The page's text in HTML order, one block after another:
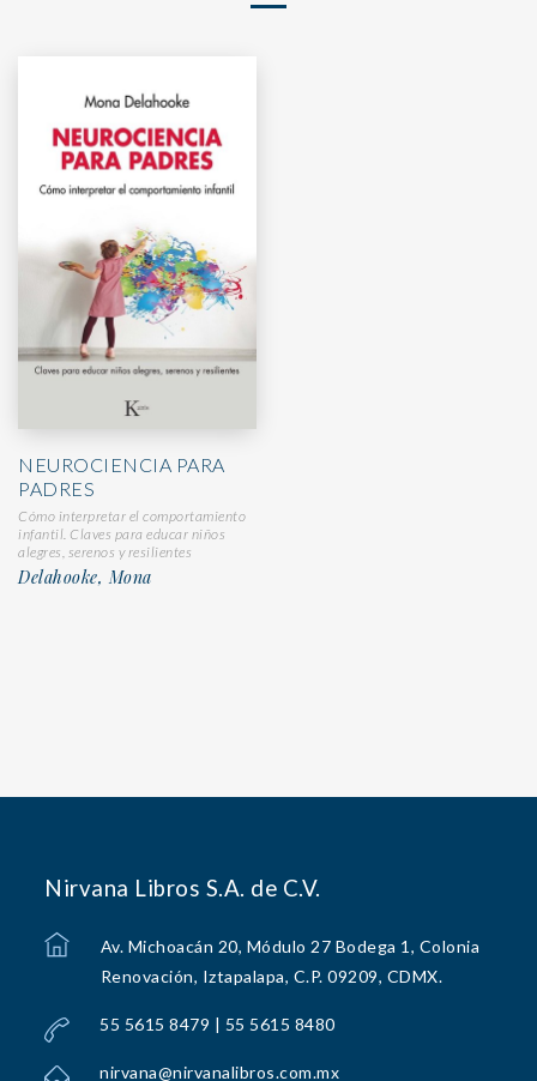
NEUROCIENCIA PARA
PADRES
Cómo interpretar el comportamiento
infantil. Claves para educar niños
alegres, serenos y resilientes
Delahooke, Mona
Nirvana Libros S.A. de C.V.
Av. Michoacán 20, Módulo 27 Bodega 1, Colonia
Renovación, Iztapalapa, C.P. 09209, CDMX.
55 5615 8479 | 55 5615 8480
nirvana@nirvanalibros.com.mx